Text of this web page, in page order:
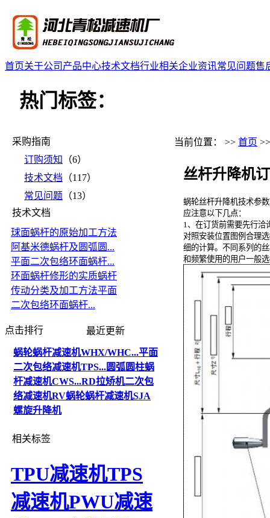
首页关于公司 产品中心技术文档行业相关企业资讯常见问题售
热门标签：
采购指南
订购须知
（6）
技术文档 （117）
常见问题 （13）
技术文档
球面蜗杆的原始加工方法
阿基米德蜗杆及圆弧圆...
平面二次包络环面蜗杆...
环面蜗杆修形的实质蜗杆
传动分类及加工方法平面
二次包络环面蜗杆...
点击排行 最近更新
蜗轮蜗杆减速机WHX/WHC...平面
二次包络减速机TPS...圆弧圆柱蜗
杆减速机CWS...RD拉矫机二次包
络减速机RV蜗轮蜗杆减速机SJA
螺旋升降机
相关标签
TPU减速机TPS
减速机PWU减速
当前位置： >> 首页
丝杆升降机
蜗轮丝杆升降机技术参
应注意以下几点：
1、在订货前需要先行洽
对照安装位置图例合理
细的计算。不同系列的
和频繁使用的用户一般